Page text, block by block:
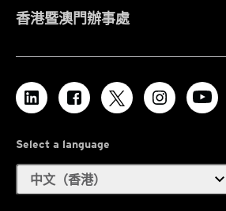
香港暨澳門辦事處
Select a language
中文（香港） expand_more